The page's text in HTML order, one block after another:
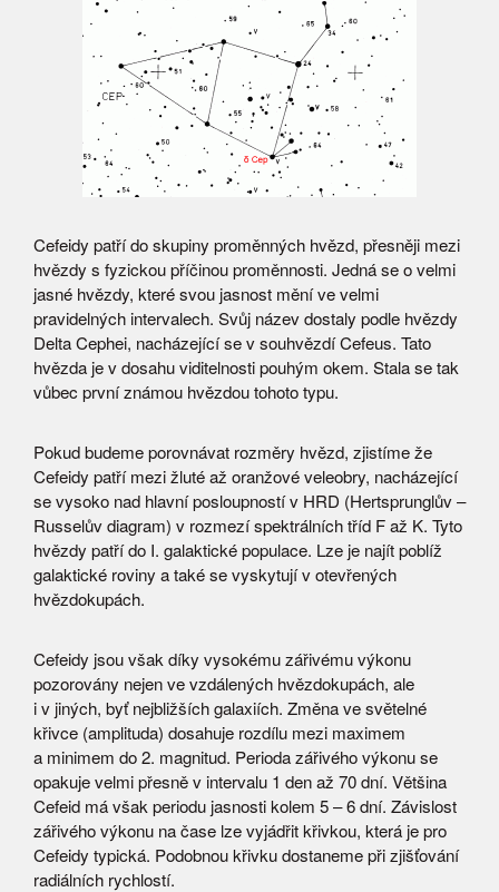
Cefeidy patří do skupiny proměnných hvězd, přesněji mezi
hvězdy s fyzickou příčinou proměnnosti. Jedná se o velmi
jasné hvězdy, které svou jasnost mění ve velmi
pravidelných intervalech. Svůj název dostaly podle hvězdy
Delta Cephei, nacházející se v souhvězdí Cefeus. Tato
hvězda je v dosahu viditelnosti pouhým okem. Stala se tak
vůbec první známou hvězdou tohoto typu.
Pokud budeme porovnávat rozměry hvězd, zjistíme že
Cefeidy patří mezi žluté až oranžové veleobry, nacházející
se vysoko nad hlavní posloupností v HRD (Hertsprunglův –
Russelův diagram) v rozmezí spektrálních tříd F až K. Tyto
hvězdy patří do I. galaktické populace. Lze je najít poblíž
galaktické roviny a také se vyskytují v otevřených
hvězdokupách.
Cefeidy jsou však díky vysokému zářivému výkonu
pozorovány nejen ve vzdálených hvězdokupách, ale
i v jiných, byť nejbližších galaxiích. Změna ve světelné
křivce (amplituda) dosahuje rozdílu mezi maximem
a minimem do 2. magnitud. Perioda zářivého výkonu se
opakuje velmi přesně v intervalu 1 den až 70 dní. Většina
Cefeid má však periodu jasnosti kolem 5 – 6 dní. Závislost
zářivého výkonu na čase lze vyjádřit křivkou, která je pro
Cefeidy typická. Podobnou křivku dostaneme při zjišťování
radiálních rychlostí.